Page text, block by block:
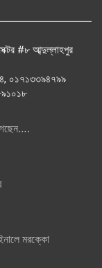
#৮ আব্দুল্লাহপুর
০১৭১৩৩৯৪৭৯৯
মরক্কো